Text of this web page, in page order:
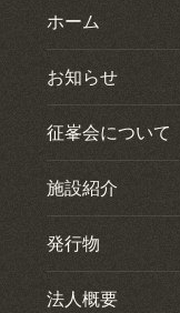
ホーム
お知らせ
征峯会について
施設紹介
発行物
法人概要